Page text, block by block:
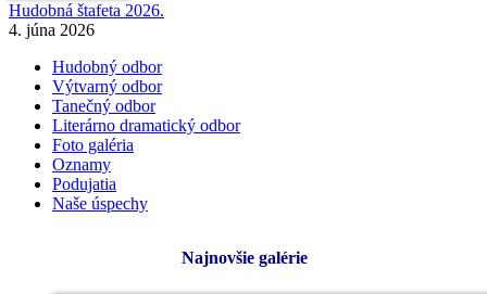
Hudobná štafeta 2026.
4. júna 2026
Hudobný odbor
Výtvarný odbor
Tanečný odbor
Literárno dramatický odbor
Foto galéria
Oznamy
Podujatia
Naše úspechy
Najnovšie galérie